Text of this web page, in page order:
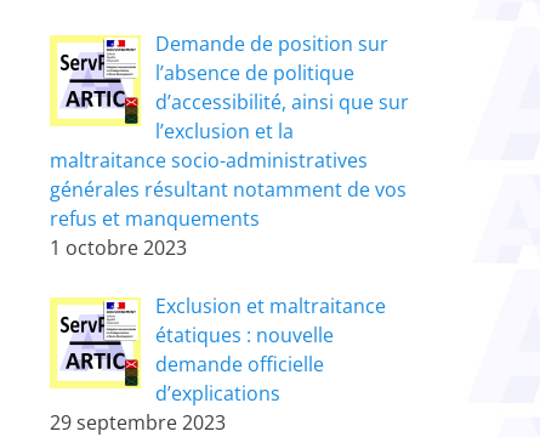
Demande de position sur
l’absence de politique
d’accessibilité, ainsi que sur
l’exclusion et la
maltraitance socio-administratives
générales résultant notamment de vos
refus et manquements
1 octobre 2023
Exclusion et maltraitance
étatiques : nouvelle
demande officielle
d’explications
29 septembre 2023